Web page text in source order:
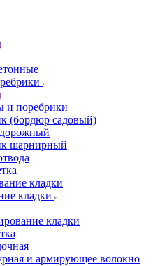
и поребрики
(бордюр садовый)
шарнирный
кладки
кладки
и армирующее волокно